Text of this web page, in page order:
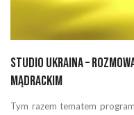
Studio Ukraina –
Mądrackim
Tym razem tematem